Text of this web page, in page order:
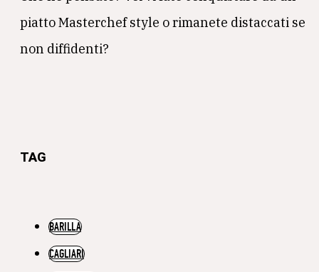
piatto Masterchef style o rimanete distaccati se
non diffidenti?
TAG
BARILLA
CAGLIARI